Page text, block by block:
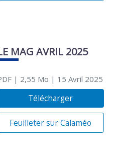
MAG AVRIL 2025
| 2,55 Mo | 15 Avril 2025
Télécharger
Feuilleter sur Calaméo